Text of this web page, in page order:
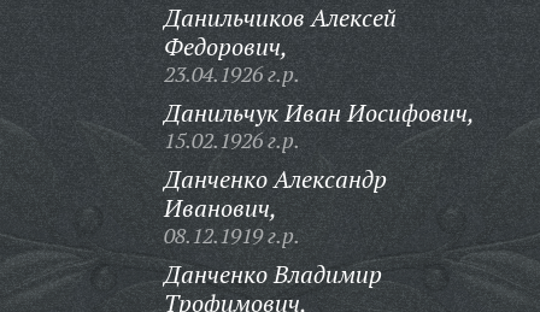
Данильчиков Алексей
Федорович,
23.04.1926 г.р.
Данильчук Иван Иосифович,
15.02.1926 г.р.
Данченко Александр
Иванович,
08.12.1919 г.р.
Данченко Владимир
Трофимович,